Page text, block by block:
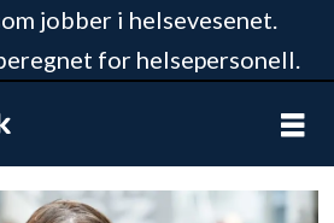
jobber i helsevesenet.
for helsepersonell.